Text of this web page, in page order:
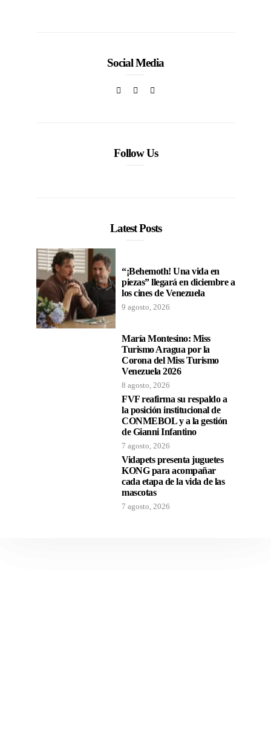
Social Media
Follow Us
Latest Posts
“¡Behemoth! Una vida en
piezas” llegará en diciembre a
los cines de Venezuela
9 agosto, 2026
María Montesino: Miss
Turismo Aragua por la
Corona del Miss Turismo
Venezuela 2026
8 agosto, 2026
FVF reafirma su respaldo a
la posición institucional de
CONMEBOL y a la gestión
de Gianni Infantino
7 agosto, 2026
Vidapets presenta juguetes
KONG para acompañar
cada etapa de la vida de las
mascotas
7 agosto, 2026